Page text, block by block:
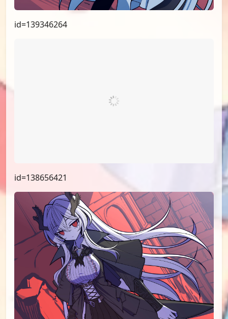
id=139346264
id=138656421